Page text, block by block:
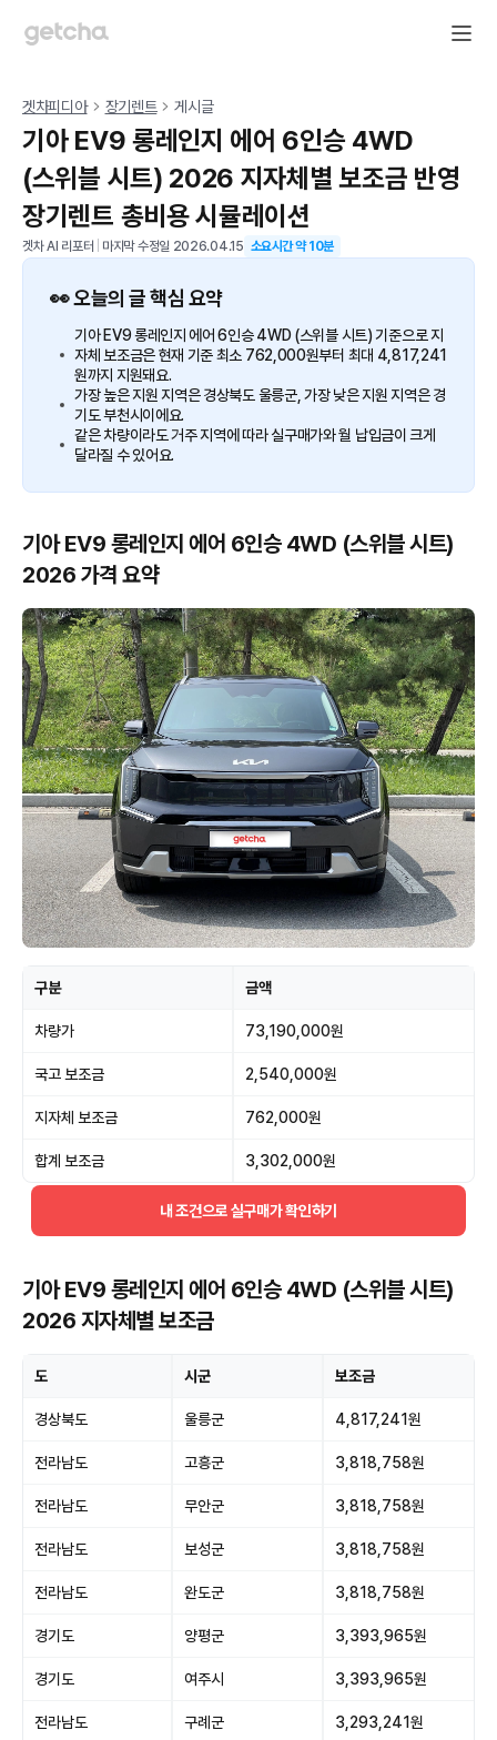
겟차피디아 장기렌트 게시글
기아 EV9 롱레인지 에어 6인승 4WD
(스위블 시트) 2026 지자체별 보조금 반영
장기렌트 총비용 시뮬레이션
겟차 AI 리포터 마지막 수정일 2026.04.15 소요시간 약10분
👀 오늘의 글 핵심 요약
기아 EV9 롱레인지 에어 6인승 4WD (스위블 시트) 기준으로 지
자체 보조금은 현재 기준 최소 762,000원부터 최대 4,817,241
원까지 지원돼요.
가장 높은 지원 지역은 경상북도 울릉군, 가장 낮은 지원 지역은 경
기도 부천시이에요.
같은 차량이라도 거주 지역에 따라 실구매가와 월 납입금이 크게
달라질 수 있어요.
기아 EV9 롱레인지 에어 6인승 4WD (스위블 시트)
2026 가격 요약
구분 금액
차량가 73,190,000원
국고 보조금 2,540,000원
지자체 보조금 762,000원
합계 보조금 3,302,000원
내 조건으로 실구매가 확인하기
기아 EV9 롱레인지 에어 6인승 4WD (스위블 시트)
2026 지자체별 보조금
도 시군 보조금
경상북도 울릉군 4,817,241원
전라남도 고흥군 3,818,758원
전라남도 무안군 3,818,758원
전라남도 보성군 3,818,758원
전라남도 완도군 3,818,758원
경기도 양평군 3,393,965원
경기도 여주시 3,393,965원
전라남도 구례군 3,293,241원